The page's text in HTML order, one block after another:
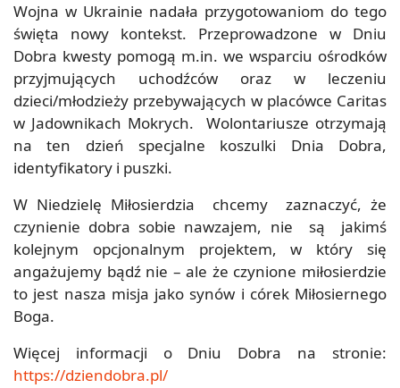
Wojna w Ukrainie nadała przygotowaniom do tego
święta nowy kontekst. Przeprowadzone w Dniu
Dobra kwesty pomogą m.in. we wsparciu ośrodków
przyjmujących uchodźców oraz w leczeniu
dzieci/młodzieży przebywających w placówce Caritas
w Jadownikach Mokrych. Wolontariusze otrzymają
na ten dzień specjalne koszulki Dnia Dobra,
identyfikatory i puszki.
W Niedzielę Miłosierdzia chcemy zaznaczyć, że
czynienie dobra sobie nawzajem, nie są jakimś
kolejnym opcjonalnym projektem, w który się
angażujemy bądź nie – ale że czynione miłosierdzie
to jest nasza misja jako synów i córek Miłosiernego
Boga.
Więcej informacji o Dniu Dobra na stronie:
https://dziendobra.pl/